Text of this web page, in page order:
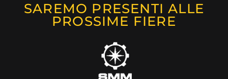
SAREMO PRESENTI ALLE
PROSSIME FIERE